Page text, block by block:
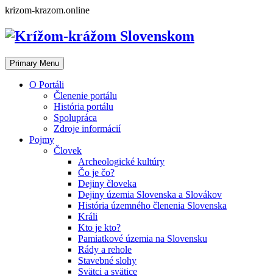
Skip
content
krizom-krazom.online
Primary Menu
O Portáli
Členenie portálu
História portálu
Spolupráca
Zdroje informácií
Pojmy
Človek
Archeologické kultúry
Čo je čo?
Dejiny človeka
Dejiny územia Slovenska a Slovákov
História územného členenia Slovenska
Králi
Kto je kto?
Pamiatkové územia na Slovensku
Rády a rehole
Stavebné slohy
Svätci a svätice